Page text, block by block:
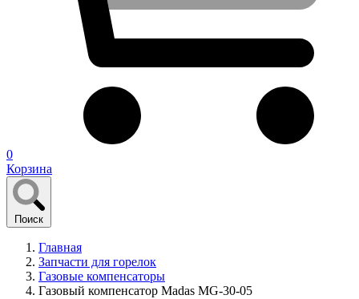
0
Корзина
Поиск
Главная
Запчасти для горелок
Газовые компенсаторы
Газовый компенсатор Madas MG-30-05